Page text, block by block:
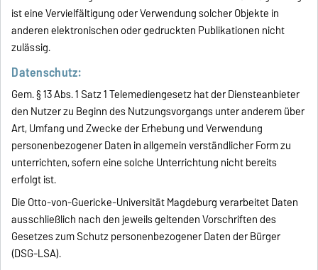
ist eine Vervielfältigung oder Verwendung solcher Objekte in
anderen elektronischen oder gedruckten Publikationen nicht
zulässig.
Datenschutz:
Gem. § 13 Abs. 1 Satz 1 Telemediengesetz hat der Diensteanbieter
den Nutzer zu Beginn des Nutzungsvorgangs unter anderem über
Art, Umfang und Zwecke der Erhebung und Verwendung
personenbezogener Daten in allgemein verständlicher Form zu
unterrichten, sofern eine solche Unterrichtung nicht bereits
erfolgt ist.
Die Otto-von-Guericke-Universität Magdeburg verarbeitet Daten
ausschließlich nach den jeweils geltenden Vorschriften des
Gesetzes zum Schutz personenbezogener Daten der Bürger
(DSG-LSA).